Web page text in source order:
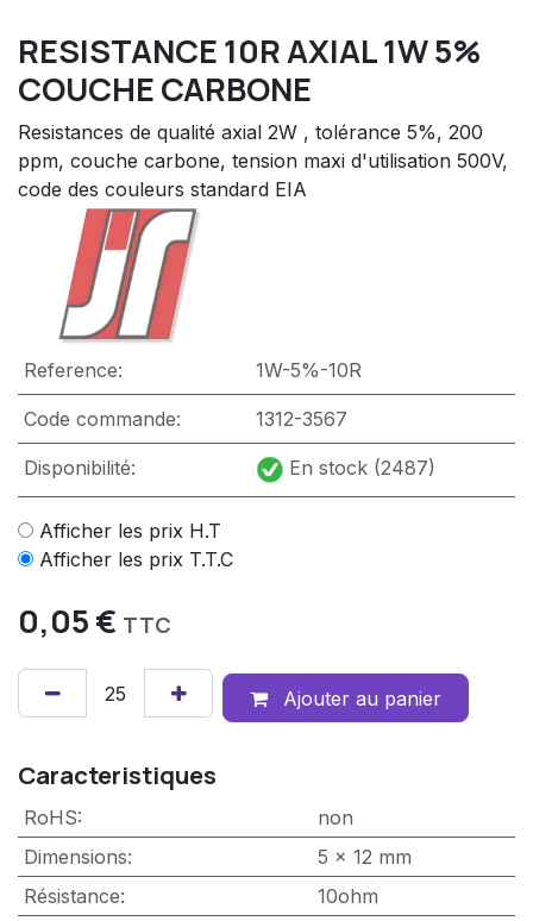
RESISTANCE 10R AXIAL 1W 5%
COUCHE CARBONE
Resistances de qualité axial 2W , tolérance 5%, 200
ppm, couche carbone, tension maxi d'utilisation 500V,
code des couleurs standard EIA
Reference: 1W-5%-10R
Code commande: 1312-3567
Disponibilité: En stock (2487)
Afficher les prix H.T
Afficher les prix T.T.C
0,05€ TTC
Ajouter au panier
Caracteristiques
RoHS:
non
Dimensions:
5 x 12 mm
Résistance:
10ohm